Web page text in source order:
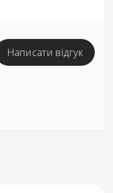
Написати відгук